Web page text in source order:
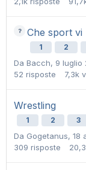
Che sport vi
1 2
Da Bacch, 9 luglio
52 risposte 7,3k
Wrestling
1 2 3
Da Gogetanus, 18
309 risposte